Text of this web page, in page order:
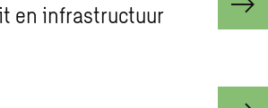
en in­fra­struc­tuur